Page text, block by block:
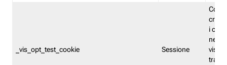
_vis_opt_test_cookie Sessione
i
nel